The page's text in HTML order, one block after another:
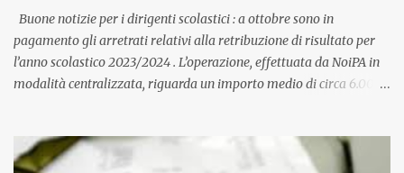
aggiornata periodicamente in base al cost...
Buone notizie per i dirigenti scolastici : a ottobre sono in
pagamento gli arretrati relativi alla retribuzione di risultato per
l’anno scolastico 2023/2024 . L’operazione, effettuata da NoiPA in
modalità centralizzata, riguarda un importo medio di circa 6.000
ordinaria di ottobre . Cos’è la retribuzione di risultato La